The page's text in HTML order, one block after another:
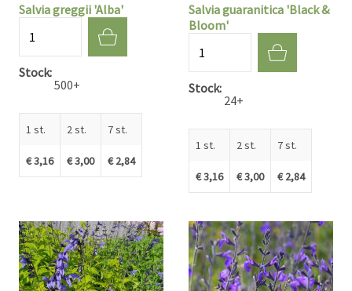
Salvia greggii 'Alba'
Stock
500+
1 st.
€ 3,16
2 st.
€ 3,00
7 st.
€ 2,84
Salvia guaranitica 'Black &
Bloom'
Stock
24+
1 st.
€ 3,16
2 st.
€ 3,00
7 st.
€ 2,84